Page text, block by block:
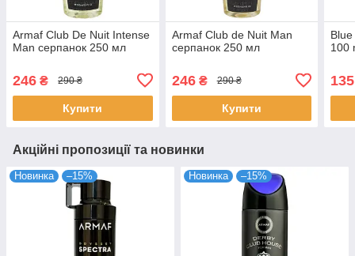
Armaf Club De Nuit Intense
Man серпанок 250 мл
246 ₴ 290 ₴
Купити
Armaf Club de Nuit Man
серпанок 250 мл
246₴ 290 ₴
Купити
100
135
Акційні пропозиції та новинки
Новинка –15% Новинка –15%